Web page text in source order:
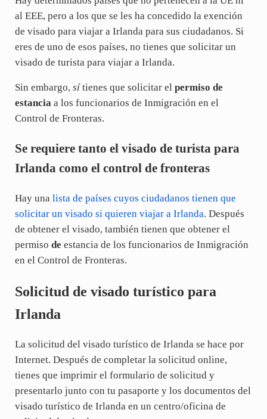
al EEE, pero a los que se les ha concedido la exención
de visado para viajar a Irlanda para sus ciudadanos. Si
eres de uno de esos países, no tienes que solicitar un
visado de turista para viajar a Irlanda.
Sin embargo, sítienes que solicitar el permiso de
estancia a los funcionarios de Inmigración en el
Control de Fronteras.
Se requiere tanto el visado de turista para
Irlanda como el control de fronteras
Hay una lista de países cuyos ciudadanos tienen que
solicitar un visado si quieren viajar a Irlanda. Después
de obtener el visado, también tienen que obtener el
permiso de estancia de los funcionarios de Inmigración
en el Control de Fronteras.
Solicitud de visado turístico para
Irlanda
La solicitud del visado turístico de Irlanda se hace por
Internet. Después de completar la solicitud online,
tienes que imprimir el formulario de solicitud y
presentarlo junto con tu pasaporte y los documentos del
visado turístico de Irlanda en un centro/oficina de